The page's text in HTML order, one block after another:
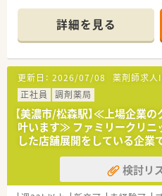
詳細を見る
更新日： 2026/07/08 薬剤師求人
正社員
調剤薬局
【美濃市/松森駅】≪上場企業
叶います≫ ファミリークリニ
した店舗展開をしている企
検討リ